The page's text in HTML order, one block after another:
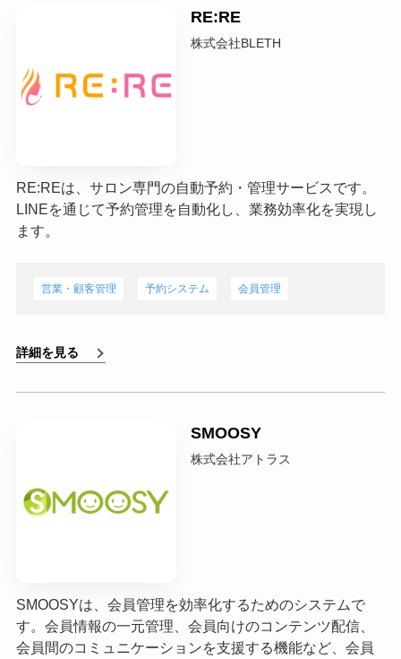
RE:RE
株式会社BLETH
RE:REは、サロン専門の自動予約・管理サービスです。
LINEを通じて予約管理を自動化し、業務効率化を実現し
ます。
営業・顧客管理 予約システム 会員管理
詳細を見る
SMOOSY
株式会社アトラス
SMOOSYは、会員管理を効率化するためのシステムで
す。会員情報の一元管理、会員向けのコンテンツ配信、
会員間のコミュニケーションを支援する機能など、会員